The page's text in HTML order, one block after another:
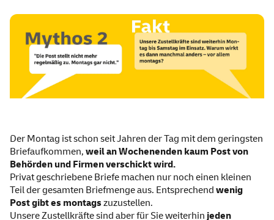
Der Montag ist schon seit Jahren der Tag mit dem geringsten
Briefaufkommen, weil an Wochenenden kaum Post von
Behörden und Firmen verschickt wird.
Privat geschriebene Briefe machen nur noch einen kleinen
Teil der gesamten Briefmenge aus. Entsprechend wenig
Post gibt es montagszuzustellen.
Unsere Zustellkräfte sind aber für Sie weiterhin jeden